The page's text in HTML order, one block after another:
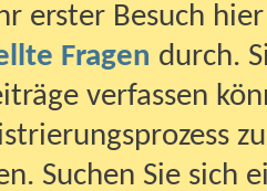
erster Besuch
Fragen durch.
verfassen
Suchen Sie sich